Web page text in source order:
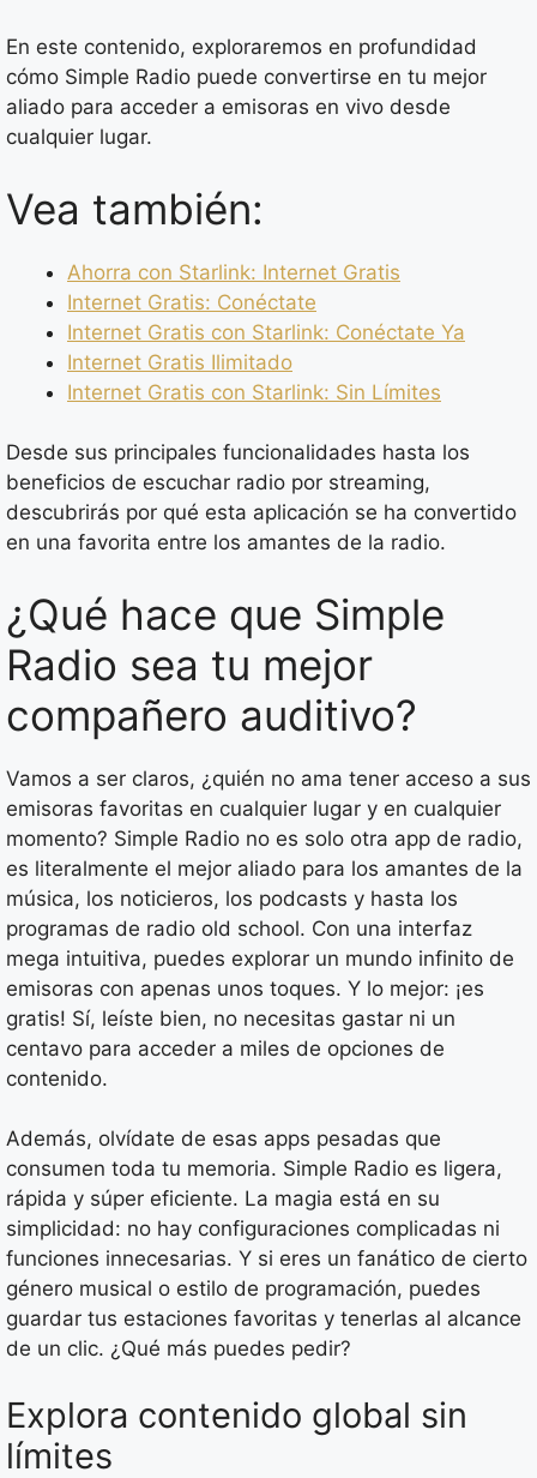
En este contenido, exploraremos en profundidad
cómo Simple Radio puede convertirse en tu mejor
aliado para acceder a emisoras en vivo desde
cualquier lugar.
Vea también:
Ahorra con Starlink: Internet Gratis
Internet Gratis: Conéctate
Internet Gratis con Starlink: Conéctate Ya
Internet Gratis Ilimitado
Internet Gratis con Starlink: Sin Límites
Desde sus principales funcionalidades hasta los
beneficios de escuchar radio por streaming,
descubrirás por qué esta aplicación se ha convertido
en una favorita entre los amantes de la radio.
¿Qué hace que Simple
Radio sea tu mejor
compañero auditivo?
Vamos a ser claros, ¿quién no ama tener acceso a sus
emisoras favoritas en cualquier lugar y en cualquier
momento? Simple Radio no es solo otra app de radio,
es literalmente el mejor aliado para los amantes de la
música, los noticieros, los podcasts y hasta los
programas de radio old school. Con una interfaz
mega intuitiva, puedes explorar un mundo infinito de
emisoras con apenas unos toques. Y lo mejor: ¡es
gratis! Sí, leíste bien, no necesitas gastar ni un
centavo para acceder a miles de opciones de
contenido.
Además, olvídate de esas apps pesadas que
consumen toda tu memoria. Simple Radio es ligera,
rápida y súper eficiente. La magia está en su
simplicidad: no hay configuraciones complicadas ni
funciones innecesarias. Y si eres un fanático de cierto
género musical o estilo de programación, puedes
guardar tus estaciones favoritas y tenerlas al alcance
de un clic. ¿Qué más puedes pedir?
Explora contenido global sin
límites